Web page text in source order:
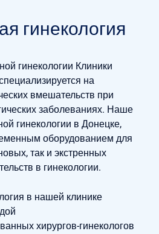
гинекология
гинекологии Клиники
на
вмешательств при
заболеваниях. Наше
гинекологии в Донецке,
оборудованием для
так и экстренных
в гинекологии.
в нашей клинике
хирургов-гинекологов